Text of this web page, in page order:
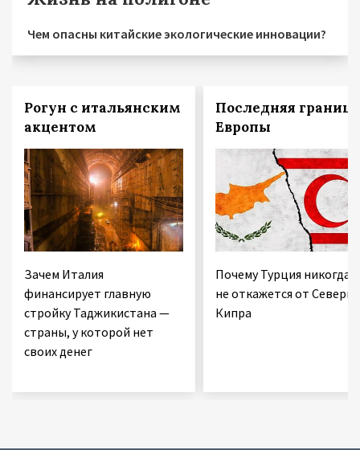
Чем опасны китайские экологические инновации?
Рогун с итальянским
акцентом
Зачем Италия
финансирует главную
стройку Таджикистана —
страны, у которой нет
своих денег
Последняя граница
Европы
Почему Турция никогда
не откажется от
Кипра